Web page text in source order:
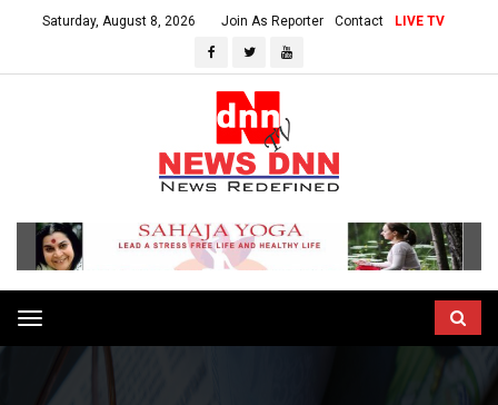
Saturday, August 8, 2026 Join As Reporter Contact LIVE TV
Toggle
navigation